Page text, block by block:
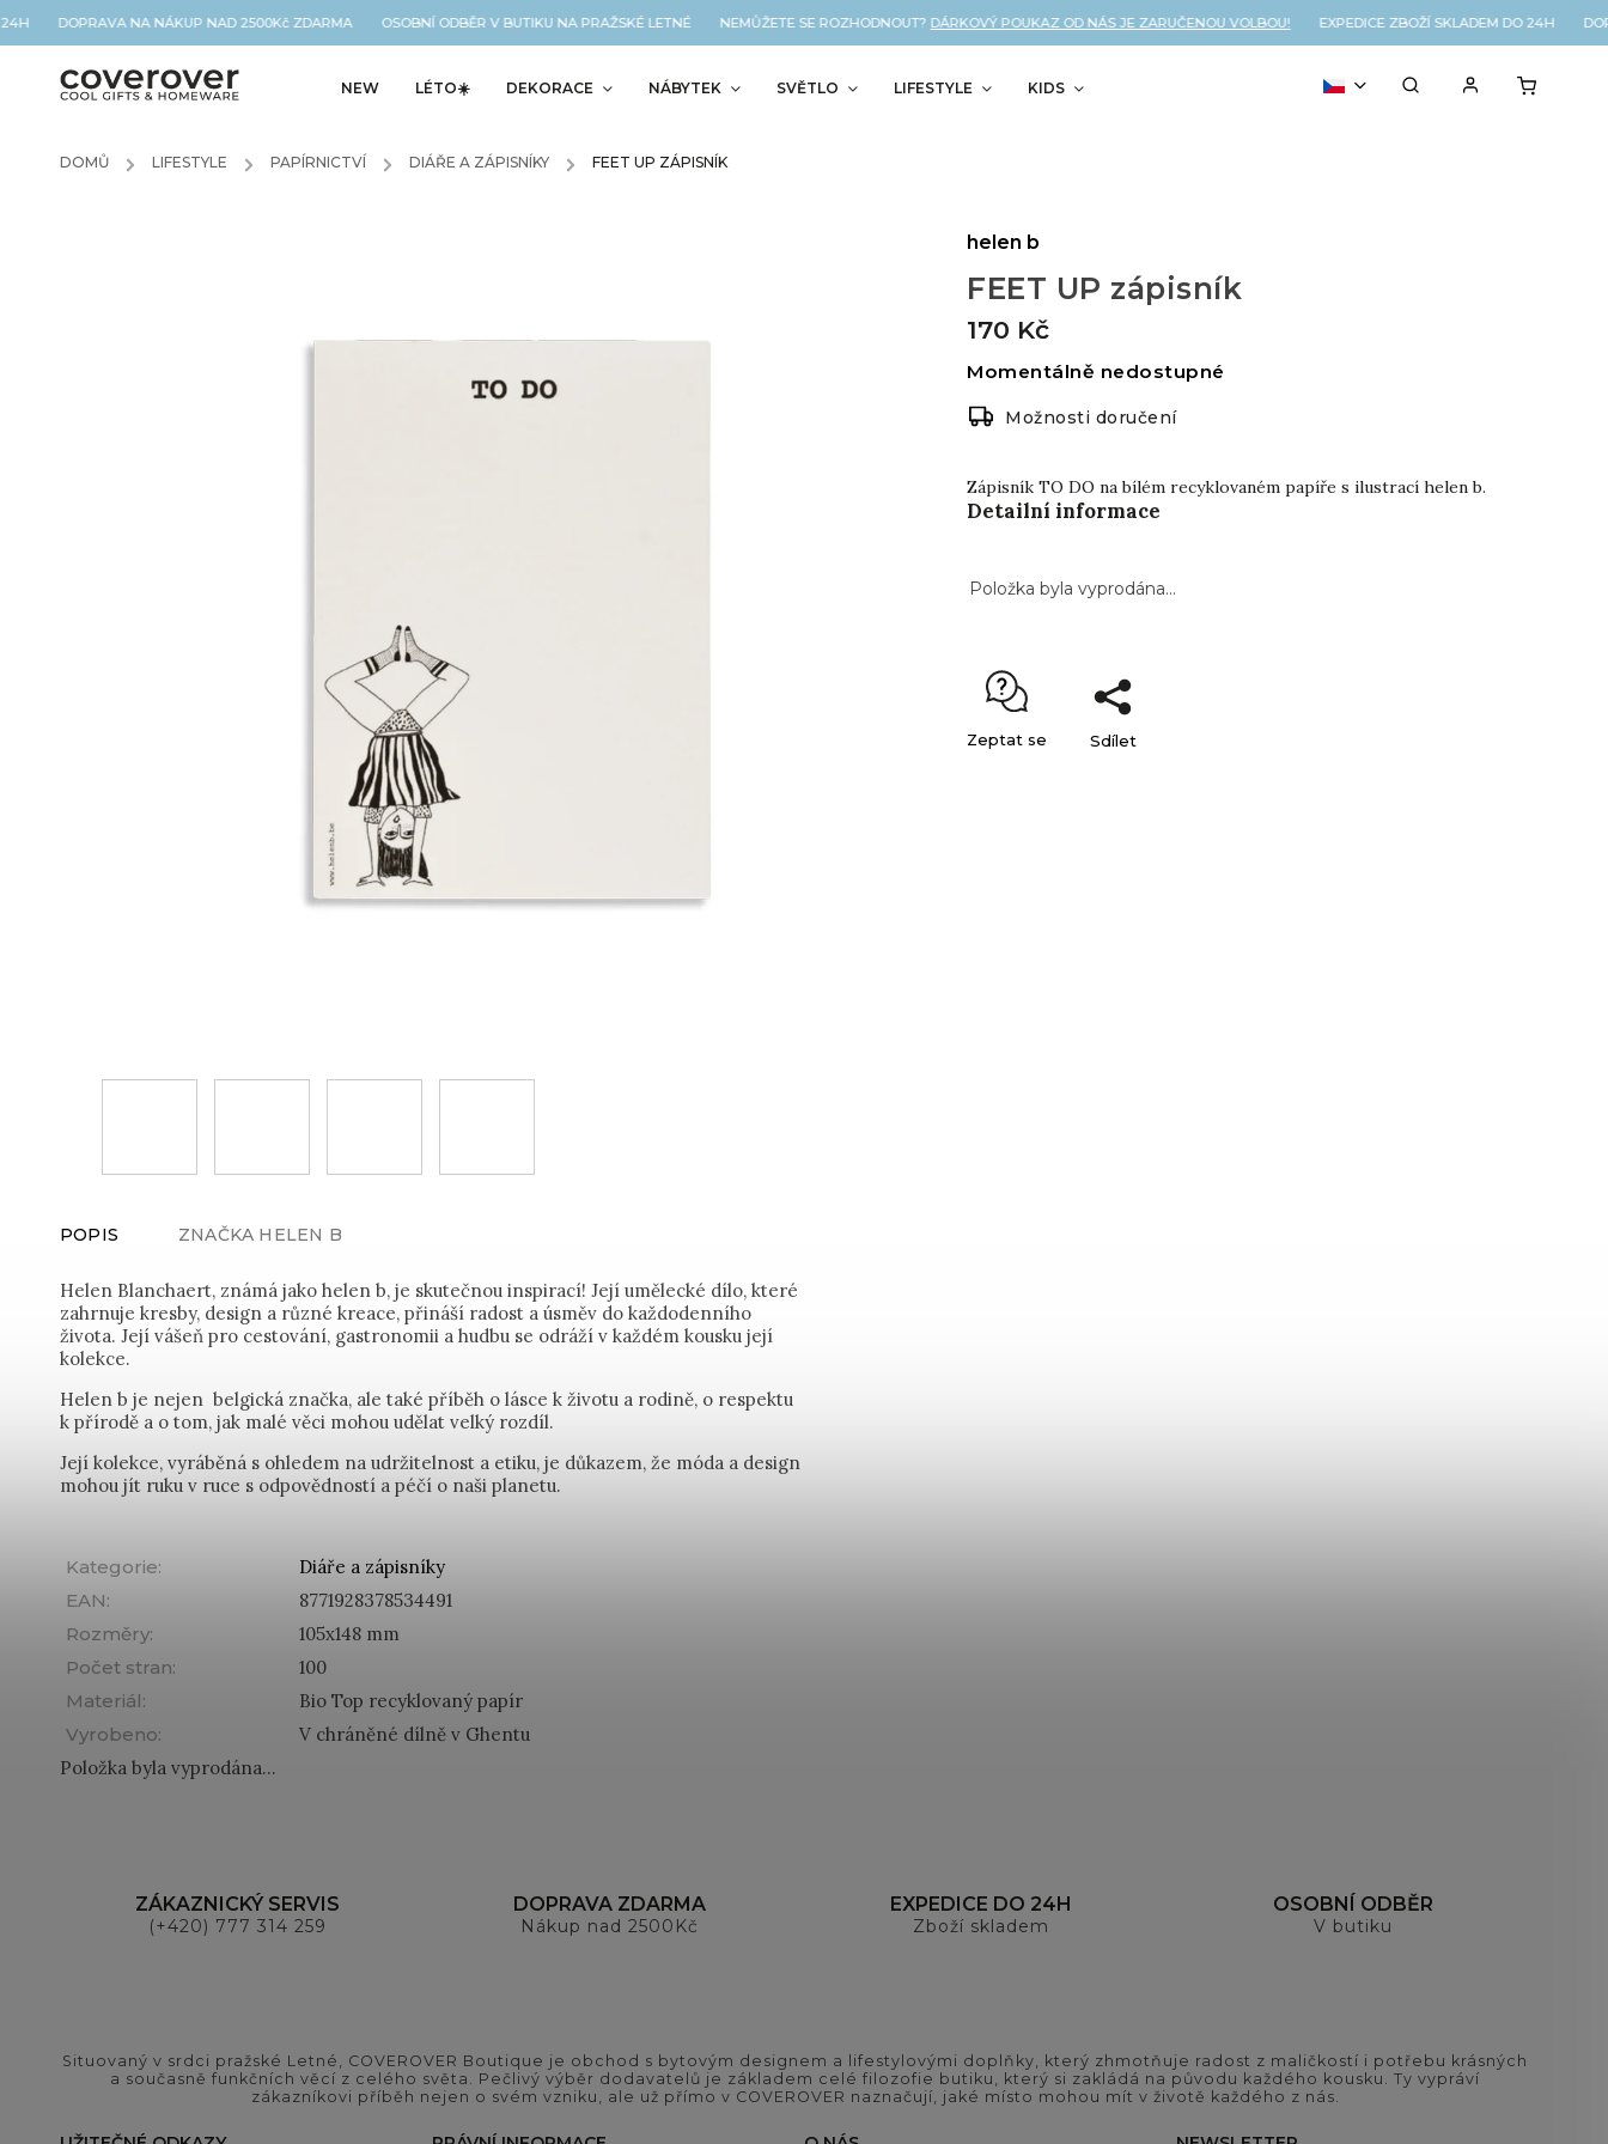
DOPRAVA NA NÁKUP NAD 2500Kč ZDARMA OSOBNÍ ODBĚR V BUTIKU NA PRAŽSKÉ LETNÉ NEMŮŽETE SE ROZHODNOUT?DÁRKOVÝ POUKAZ OD NÁS JE ZARUČENOU VOLBOU! EXPEDICE ZBOŽÍ SKLADEM DO 24H
NEW LÉTO☀️ DEKORACE NÁBYTEK SVĚTLO LIFESTYLE KIDS
DOMŮ / LIFESTYLE / PAPÍRNICTVÍ / DIÁŘE A ZÁPISNÍKY / FEET UP ZÁPISNÍK
FEET UP zápisník
170 Kč
Momentálně nedostupné
Možnosti doručení
Zápisník TO DO na bílém recyklovaném papíře s ilustrací helen b.
Detailní informace
helen b
Položka byla vyprodána…
Zeptat se Sdílet
POPIS ZNAČKA HELEN B
Helen Blanchaert, známá jako helen b, je skutečnou inspirací! Její umělecké dílo, které
zahrnuje kresby, design a různé kreace, přináší radost a úsměv do každodenního
života. Její vášeň pro cestování, gastronomii a hudbu se odráží v každém kousku její
kolekce.
Helen b je nejen belgická značka, ale také příběh o lásce k životu a rodině, o respektu
k přírodě a o tom, jak malé věci mohou udělat velký rozdíl.
Její kolekce, vyráběná s ohledem na udržitelnost a etiku, je důkazem, že móda a design
mohou jít ruku v ruce s odpovědností a péčí o naši planetu.
Kategorie:
Diáře a zápisníky
EAN:
8771928378534491
Rozměry:
105x148 mm
Počet stran:
100
Materiál:
Bio Top recyklovaný papír
Vyrobeno:
V chráněné dílně v Ghentu
Položka byla vyprodána…
ZÁKAZNICKÝ SERVIS
(+420) 777 314 259
DOPRAVA ZDARMA
Nákup nad 2500Kč
EXPEDICE DO 24H
Zboží skladem
OSOBNÍ ODBĚR
V butiku
Situovaný v srdci pražské Letné, COVEROVER Boutique je obchod s bytovým designem a lifestylovými doplňky, který zhmotňuje radost z maličkostí i potřebu krásných
a současně funkčních věcí z celého světa. Pečlivý výběr dodavatelů je základem celé filozofie butiku, který si zakládá na původu každého kousku. Ty vypráví
zákazníkovi příběh nejen o svém vzniku, ale už přímo v COVEROVER naznačují, jaké místo mohou mít v životě každého z nás.